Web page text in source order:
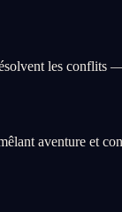
les conflits
aventure et